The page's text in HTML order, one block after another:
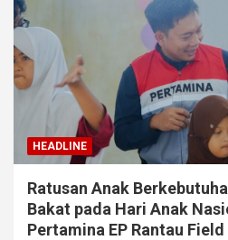
HEADLINE
Ratusan Anak
Bakat pada Hari Anak
Pertamina EP Rantau Field